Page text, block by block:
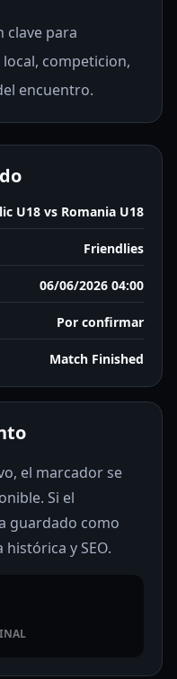
clave para
competicion,
encuentro.
U18 vs Romania U18
Friendlies
06/06/2026 04:00
Por confirmar
Match Finished
el marcador se
Si el
guardado como
y SEO.